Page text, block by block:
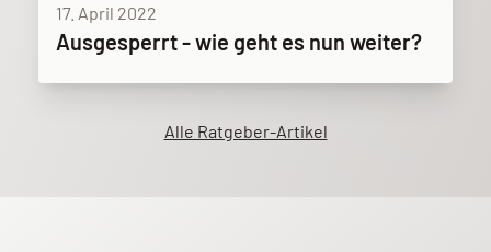
17. April 2022
Ausgesperrt - wie geht es nun weiter?
Alle Ratgeber-Artikel